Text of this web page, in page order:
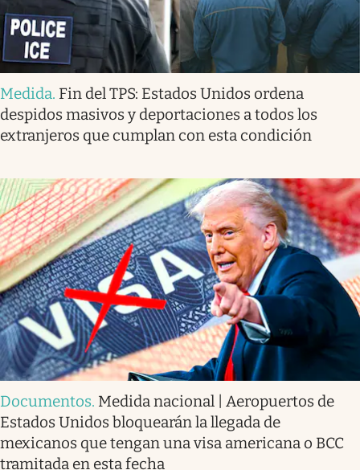
Medida. Fin del TPS: Estados Unidos ordena
despidos masivos y deportaciones a todos los
extranjeros que cumplan con esta condición
Documentos. Medida nacional | Aeropuertos de
Estados Unidos bloquearán la llegada de
mexicanos que tengan una visa americana o BCC
tramitada en esta fecha